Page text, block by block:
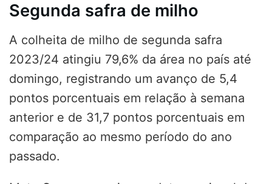
Segunda safra de milho
A colheita de milho de segunda safra
2023/24 atingiu 79,6% da área no país até
domingo, registrando um avanço de 5,4
pontos porcentuais em relação à semana
anterior e de 31,7 pontos porcentuais em
comparação ao mesmo período do ano
passado.